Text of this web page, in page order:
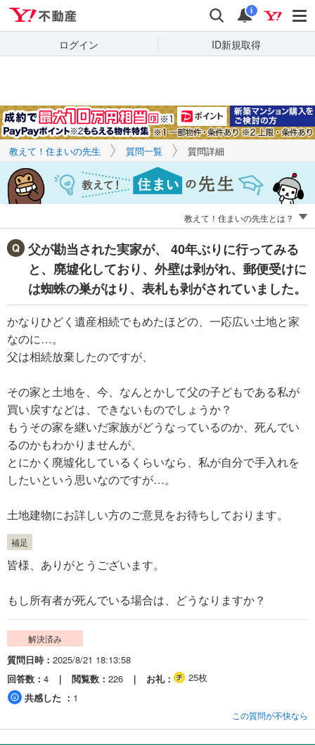
検索 通知
i
ログイン ID新規取得
キーワードで
質問を探す
教えて！住まいの先生 質問一覧 質問詳細
教えて！住まいの先生とは？
父が勘当された実家が、 40年ぶりに行ってみる
と、廃墟化しており、外壁は剥がれ、郵便受けに
は蜘蛛の巣がはり、表札も剥がされていました。
かなりひどく遺産相続でもめたほどの、一応広い土地と家
なのに…。
父は相続放棄したのですが、
その家と土地を、今、なんとかして父の子どもである私が
買い戻すなどは、できないものでしょうか？
もうその家を継いだ家族がどうなっているのか、死んでい
るのかもわかりませんが、
とにかく廃墟化しているくらいなら、私が自分で手入れを
したいという思いなのですが…。
土地建物にお詳しい方のご意見をお待ちしております。
補足
皆様、ありがとうございます。
もし所有者が死んでいる場合は、どうなりますか？
解決済み
質問日時
2025/8/21 18:13:58
回答数
4 閲覧数 226 お礼
25枚
共感した
1
この質問が不快なら